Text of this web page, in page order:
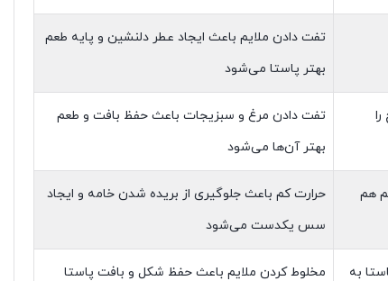
تفت دادن ملایم باعث ایجاد عطر دلنشین و پایه طعم
بهتر پاستا می‌شود
تفت دادن مرغ و سبزیجات باعث حفظ بافت و طعم
بهتر آن‌ها می‌شود
هم
حرارت کم باعث جلوگیری از بریده شدن خامه و ایجاد
سس یکدست می‌شود
به مخلوط کردن ملایم باعث حفظ شکل و بافت پاستا